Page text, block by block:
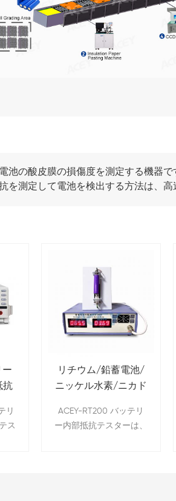
池の酸皮膜の損傷度を測定する機器
を測定して電池を検出する方法は、高
ー
抗
リ
ス
リチウム/鉛蓄電池/
ニッケル水素/ニカド
部抵抗IRテスター
ACEY-RT200 バッテリ
ー内部抵抗テスターは、